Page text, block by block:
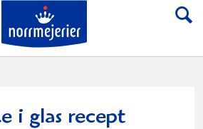
Till Norrmejerier
i glas recept